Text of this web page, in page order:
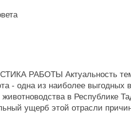
РАБОТЫ Актуальность
- одна из наиболее выгодных
в Республике
ущерб этой отрасли